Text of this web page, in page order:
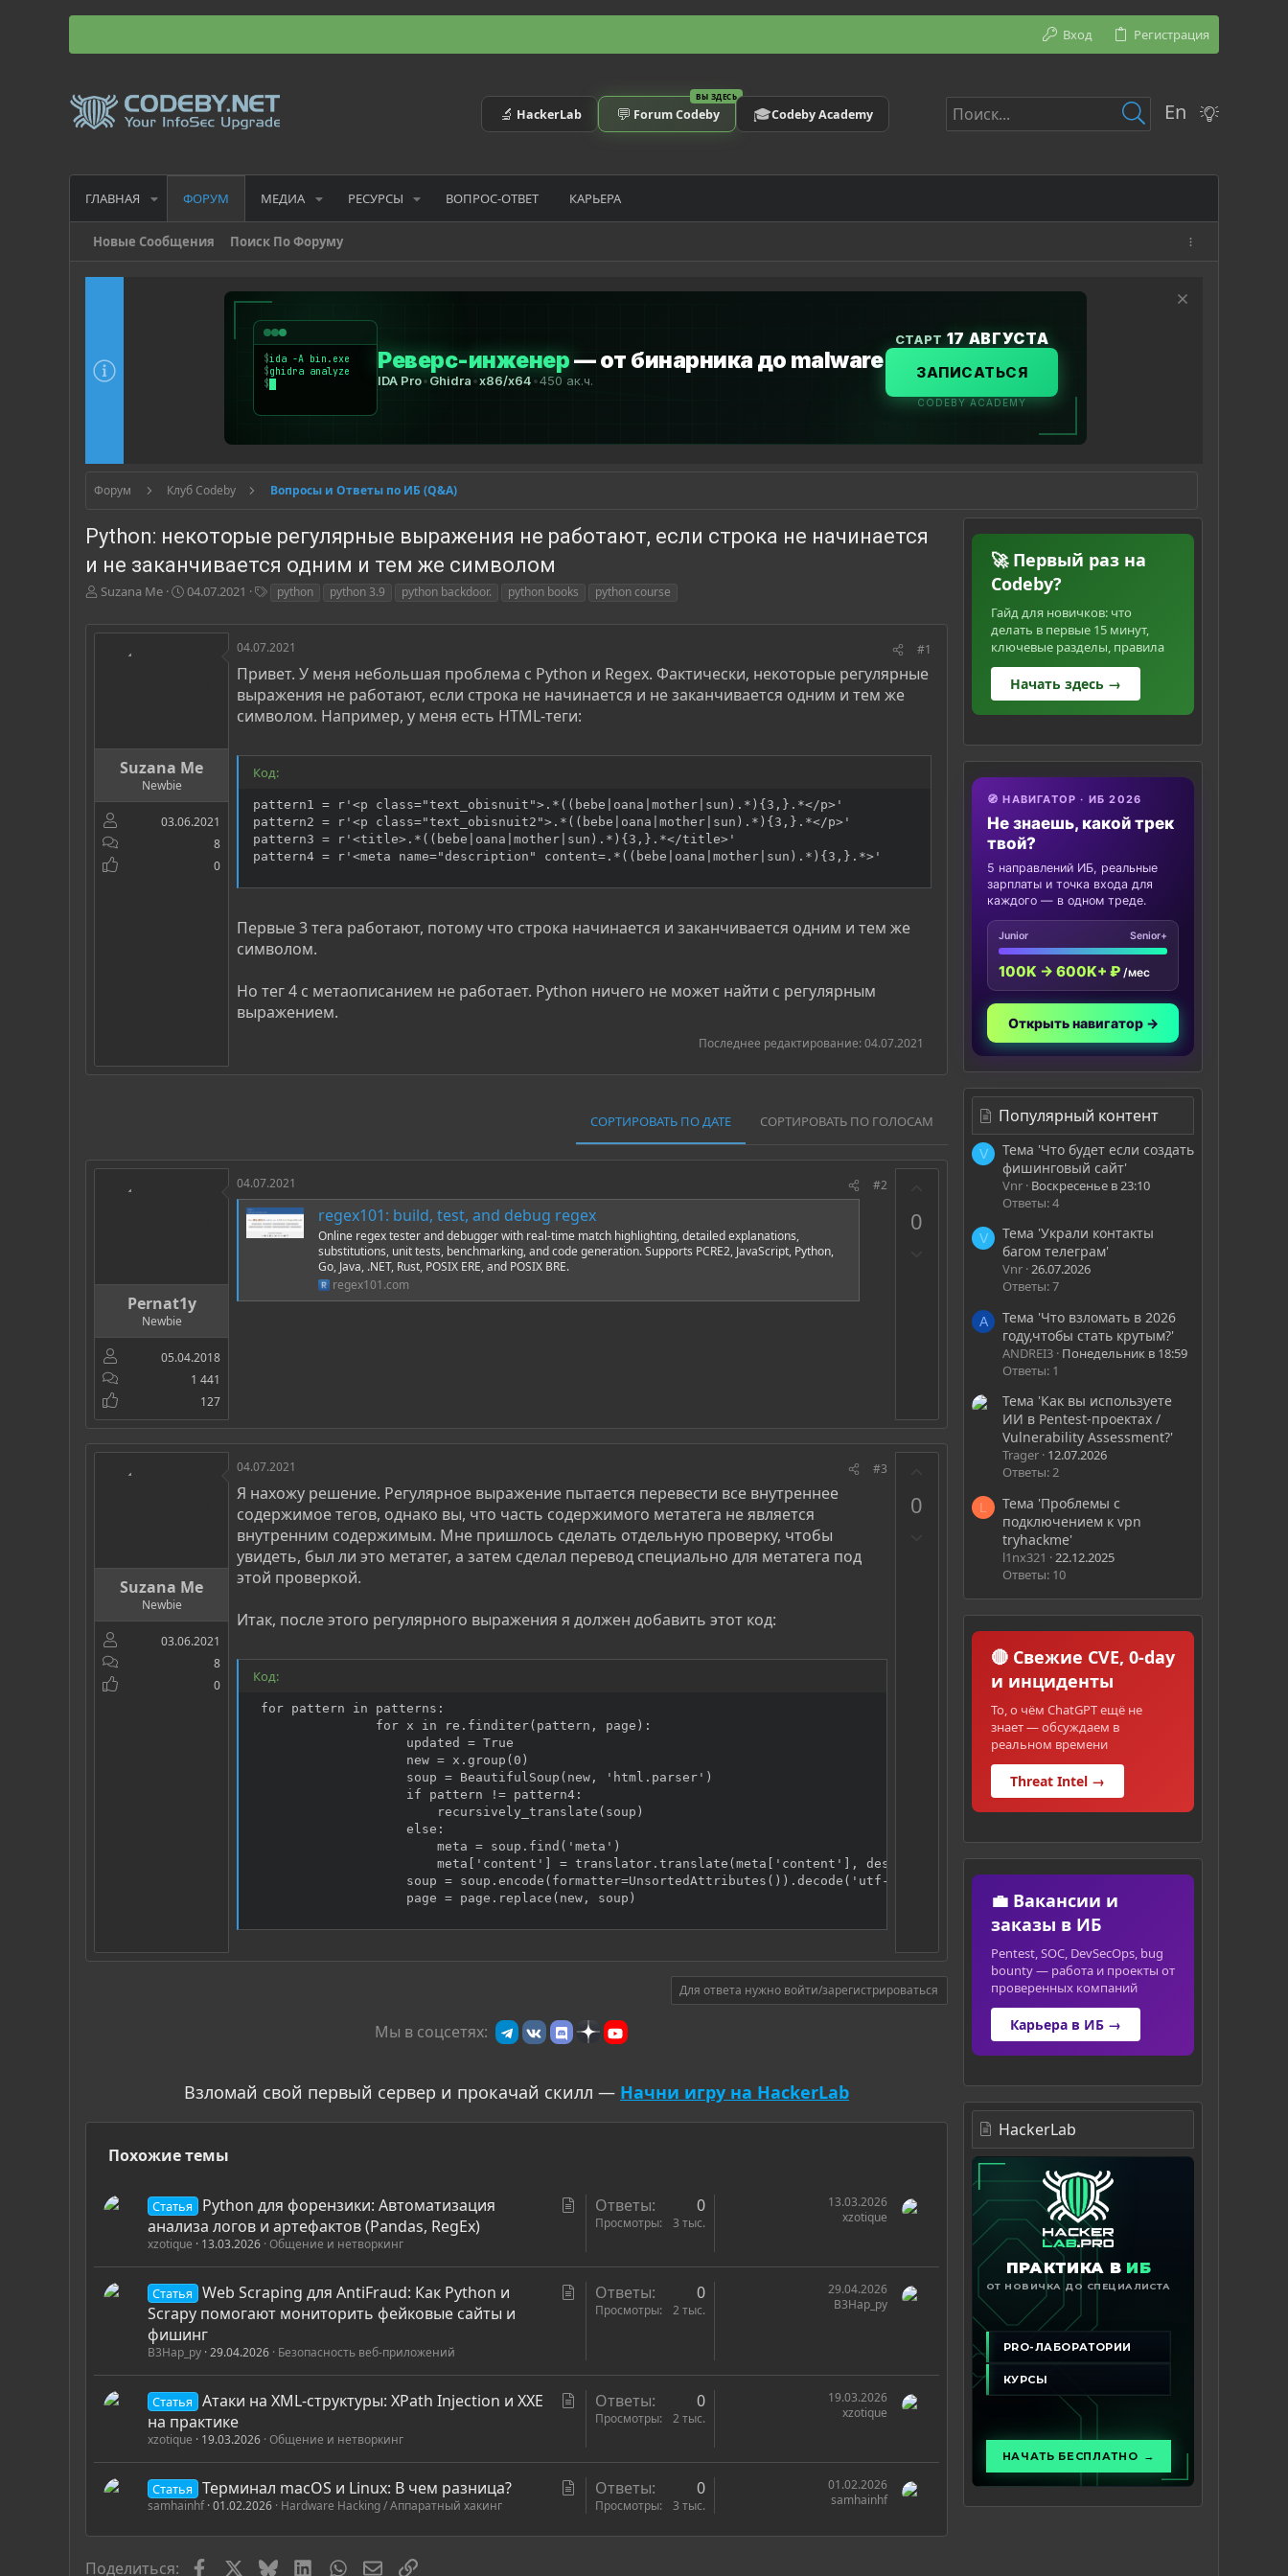
Вход Регистрация
🔬 HackerLab
ВЫ ЗДЕСЬ
💬 Forum Codeby 🎓Codeby Academy En
ГЛАВНАЯ ФОРУМ МЕДИА РЕСУРСЫ ВОПРОС-ОТВЕТ КАРЬЕРА
Новые Сообщения Поиск По Форуму
Форум Клуб Codeby Вопросы и Ответы по ИБ (Q&A)
Python: некоторые регулярные выражения не работают, если строка не начинается
и не заканчивается одним и тем же символом
А
т
Suzana Me
Д
т
а
04.07.2021
г
и
python python 3.9 python backdoor. python books python course
Suzana Me
Newbie
03.06.2021
8
0
04.07.2021 #1
Привет. У меня небольшая проблема с Python и Regex. Фактически, некоторые регулярные
выражения не работают, если строка не начинается и не заканчивается одним и тем же
символом. Например, у меня есть HTML-теги:
Код:
pattern1 = r'<p class="text_obisnuit">.*((bebe|oana|mother|sun).*){3,}.*</p>'
pattern2 = r'<p class="text_obisnuit2">.*((bebe|oana|mother|sun).*){3,}.*</p>'
pattern3 = r'<title>.*((bebe|oana|mother|sun).*){3,}.*</title>'
pattern4 = r'<meta name="description" content=.*((bebe|oana|mother|sun).*){3,}.*>'
Первые 3 тега работают, потому что строка начинается и заканчивается одним и тем же
символом.
Но тег 4 с метаописанием не работает. Python ничего не может найти с регулярным
выражением.
Последнее редактирование: 04.07.2021
СОРТИРОВАТЬ ПО ДАТЕ СОРТИРОВАТЬ ПО ГОЛОСАМ
Pernat1y
Newbie
05.04.2018
1 441
127
04.07.2021 #2
regex101: build, test, and debug regex
Online regex tester and debugger with real-time match highlighting, detailed explanations,
substitutions, unit tests, benchmarking, and code generation. Supports PCRE2, JavaScript, Python,
Go, Java, .NET, Rust, POSIX ERE, and POSIX BRE.
regex101.com
0
Suzana Me
Newbie
03.06.2021
8
0
04.07.2021 #3
Я нахожу решение. Регулярное выражение пытается перевести все внутреннее
содержимое тегов, однако вы, что часть содержимого метатега не является
внутренним содержимым. Мне пришлось сделать отдельную проверку, чтобы
увидеть, был ли это метатег, а затем сделал перевод специально для метатега под
этой проверкой.
Итак, после этого регулярного выражения я должен добавить этот код:
Код:
for pattern in patterns:
                for x in re.finditer(pattern, page):
                    updated = True
                    new = x.group(0)
                    soup = BeautifulSoup(new, 'html.parser')
                    if pattern != pattern4:
                        recursively_translate(soup)
                    else:
                        meta = soup.find('meta')
                        meta['content'] = translator.translate(meta['content'], dest=destination_language).text
                    soup = soup.encode(formatter=UnsortedAttributes()).decode('utf-8')
                    page = page.replace(new, soup)
0
Для ответа нужно войти/зарегистрироваться
Мы в соцсетях:
Взломай свой первый сервер и прокачай скилл — Начни игру на HackerLab
Похожие темы
т
Статья
Python для форензики: Автоматизация
анализа логов и артефактов (Pandas, RegEx)
xzotique 13.03.2026 Общение и нетворкинг
Ответы 0
Просмотры 3 тыс.
13.03.2026
xzotique
ь
Статья
Web Scraping для AntiFraud: Как Python и
Scrapy помогают мониторить фейковые сайты и
фишинг
B3Hap_py 29.04.2026 Безопасность веб-приложений
Ответы 0
Просмотры 2 тыс.
29.04.2026
B3Hap_py
т
Статья
Атаки на XML-структуры: XPath Injection и XXE
на практике
xzotique 19.03.2026 Общение и нетворкинг
Ответы 0
Просмотры 2 тыс.
19.03.2026
xzotique
Статья Терминал macOS и Linux: В чем разница?
samhainhf 01.02.2026 Hardware Hacking / Аппаратный хакинг
Ответы 0
Просмотры 3 тыс.
01.02.2026
samhainhf
Поделиться: FacebookBlueskyLinkedInWhatsAppЭлектронная почта
Ссылка
🚀 Первый раз на
Codeby?
Гайд для новичков: что
делать в первые 15 минут,
ключевые разделы, правила
Начать здесь →
🧭 НАВИГАТОР · ИБ 2026
Не знаешь, какой трек
твой?
5 направлений ИБ, реальные
зарплаты и точка входа для
каждого — в одном треде.
Junior Senior+
100K → 600K+ ₽ /мес
Открыть навигатор →
Популярный контент
V
Тема 'Что будет если создать
фишинговый сайт'
Vnr Воскресенье в 23:10
Ответы: 4
V
Тема 'Украли контакты
багом телеграм'
Vnr 26.07.2026
Ответы: 7
A
Тема 'Что взломать в 2026
году,чтобы стать крутым?'
ANDREI3 Понедельник в 18:59
Ответы: 1
Тема 'Как вы используете
ИИ в Pentest-проектах /
Vulnerability Assessment?'
Trager 12.07.2026
Ответы: 2
L
Тема 'Проблемы с
подключением к vpn
tryhackme'
l1nx321
22.12.2025
Ответы: 10
🔴 Свежие CVE, 0-day
и инциденты
То, о чём ChatGPT ещё не
знает — обсуждаем в
реальном времени
Threat Intel →
💼 Вакансии и
заказы в ИБ
Pentest, SOC, DevSecOps, bug
bounty — работа и проекты от
проверенных компаний
Карьера в ИБ →
HackerLab